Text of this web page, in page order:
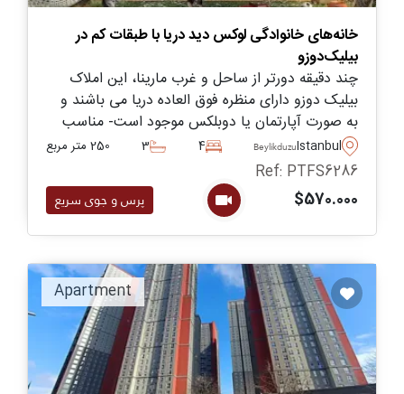
خانه‌های خانوادگی لوکس دید دریا با طبقات کم در
بیلیک‌دوزو
چند دقیقه دورتر از ساحل و غرب مارینا، این املاک
بیلیک دوزو دارای منظره فوق‌ العاده دریا می باشند و
به صورت آپارتمان یا دوبلکس موجود است- مناسب
برای زندگی در طول سال و تشکیل خانواده در ترکیه.
Istanbul
Beylikduzu
4
3 250 متر مربع
Ref: PTFS6286
$570.000 پرس و جوی سریع
Apartment